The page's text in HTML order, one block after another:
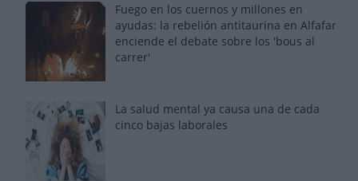
Fuego en los cuernos y millones en
ayudas: la rebelión antitaurina en Alfafar
enciende el debate sobre los 'bous al
carrer'
La salud mental ya causa una de cada
cinco bajas laborales